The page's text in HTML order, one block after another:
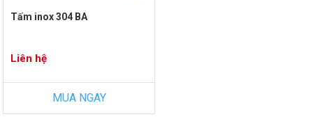
Tấm inox 304 BA
Liên hệ
MUA NGAY